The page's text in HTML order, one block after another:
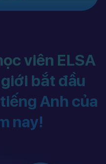
viên ELSA
bắt đầu
Anh của
nay!